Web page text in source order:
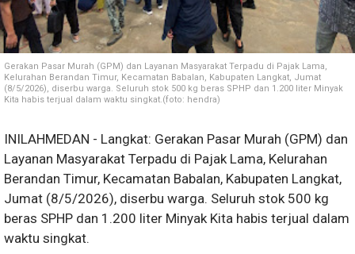
Gerakan Pasar Murah (GPM) dan Layanan Masyarakat Terpadu di Pajak Lama,
Kelurahan Berandan Timur, Kecamatan Babalan, Kabupaten Langkat, Jumat
(8/5/2026), diserbu warga. Seluruh stok 500 kg beras SPHP dan 1.200 liter Minyak
Kita habis terjual dalam waktu singkat.(foto: hendra)
INILAHMEDAN - Langkat: Gerakan Pasar Murah (GPM) dan
Layanan Masyarakat Terpadu di Pajak Lama, Kelurahan
Berandan Timur, Kecamatan Babalan, Kabupaten Langkat,
Jumat (8/5/2026), diserbu warga. Seluruh stok 500 kg
beras SPHP dan 1.200 liter Minyak Kita habis terjual dalam
waktu singkat.